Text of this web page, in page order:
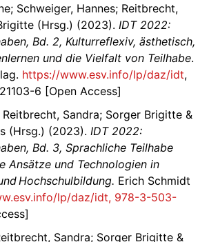
Schweiger, Hannes; Reitbrecht,
(Hrsg.) (2023). IDT 2022:
Bd. 2, Kulturreflexiv, ästhetisch,
und die Vielfalt von Teilhabe.
https://www.esv.info/lp/daz/idt,
6 [Open Access]
Sandra; Sorger Brigitte &
(Hrsg.) (2023). IDT 2022:
Bd. 3, Sprachliche Teilhabe
Ansätze und Technologien in
Hochschulbildung. Erich Schmidt
lp/daz/idt, 978-3-503-
Sandra; Sorger Brigitte &